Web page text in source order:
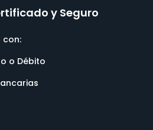
y Seguro
con:
o Débito